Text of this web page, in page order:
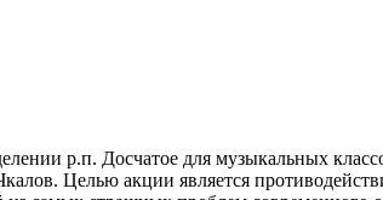
р.п. Досчатое для музыкальных
Целью акции является